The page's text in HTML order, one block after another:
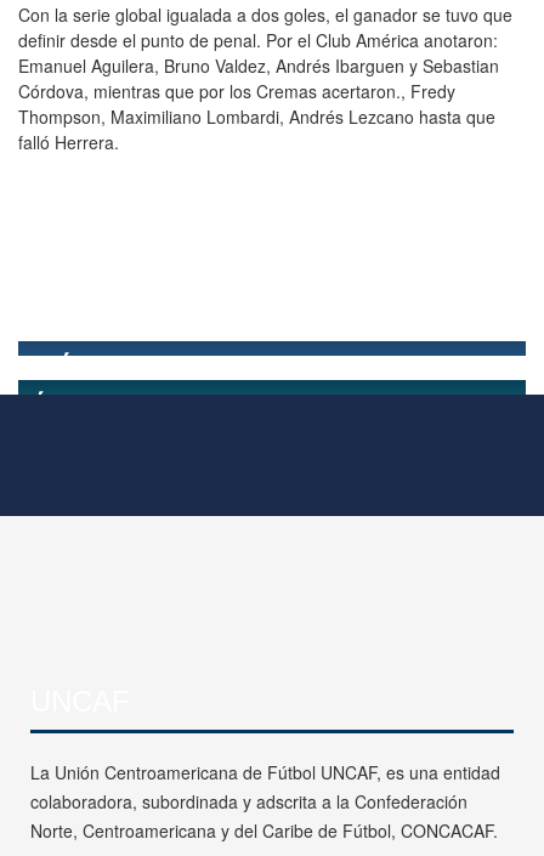
Con la serie global igualada a dos goles, el ganador se tuvo que
definir desde el punto de penal. Por el Club América anotaron:
Emanuel Aguilera, Bruno Valdez, Andrés Ibarguen y Sebastian
Córdova, mientras que por los Cremas acertaron., Fredy
Thompson, Maximiliano Lombardi, Andrés Lezcano hasta que
falló Herrera.
La Unión Centroamericana de Fútbol UNCAF, es una entidad
colaboradora, subordinada y adscrita a la Confederación
Norte, Centroamericana y del Caribe de Fútbol, CONCACAF.